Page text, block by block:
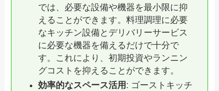
では、必要な設備や機器を最小限に抑
えることができます。料理調理に必要
なキッチン設備とデリバリーサービス
に必要な機器を備えるだけで十分で
す。これにより、初期投資やランニン
グコストを抑えることができます。
効率的なスペース活用 : ゴーストキッチ